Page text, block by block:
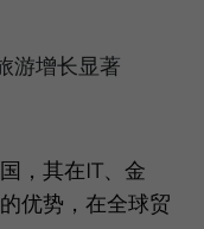
游增长显著
，其在IT、金
优势，在全球贸